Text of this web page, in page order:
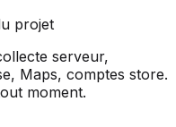
projet
serveur,
Maps, comptes store.
moment.